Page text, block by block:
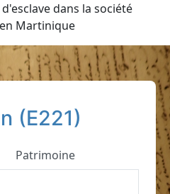
dans la société
Martinique
(E221)
Patrimoine